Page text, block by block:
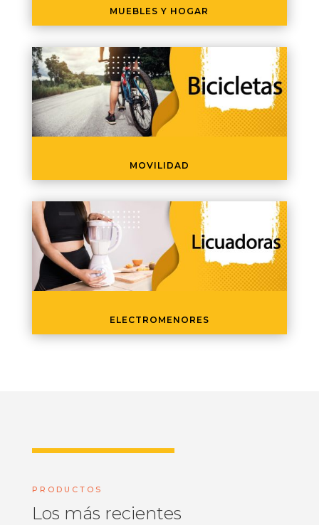
MUEBLES Y HOGAR
MOVILIDAD
ELECTROMENORES
PRODUCTOS
Los más recientes